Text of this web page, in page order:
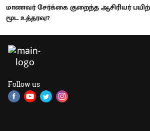
மாணவர் சேர்க்கை குறைந்த ஆசிரியர்
மூட உத்தரவு!?
Follow us